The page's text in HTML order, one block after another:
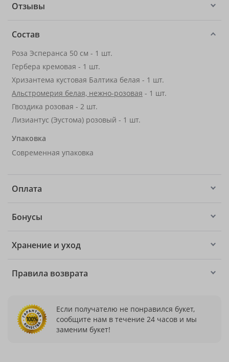
Отзывы
Состав
Роза Эсперанса 50 см - 1 шт.
Гербера кремовая - 1 шт.
Хризантема кустовая Балтика белая - 1 шт.
Альстромерия белая, нежно-розовая - 1 шт.
Гвоздика розовая - 2 шт.
Лизиантус (Эустома) розовый - 1 шт.
Упаковка
Современная упаковка
Оплата
Бонусы
Хранение и уход
Правила возврата
Если получателю не понравился букет,
сообщите нам в течение 24 часов и мы
заменим букет!